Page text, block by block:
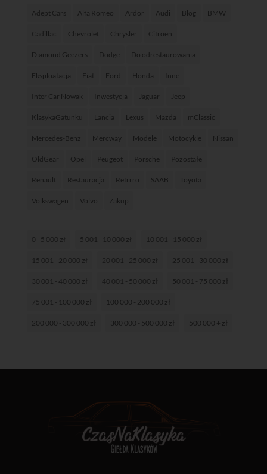
Adept Cars Alfa Romeo Ardor Audi Blog BMW
Cadillac Chevrolet Chrysler Citroen
Diamond Geezers Dodge Do odrestaurowania
Eksploatacja Fiat Ford Honda Inne
Inter Car Nowak Inwestycja Jaguar Jeep
KlasykaGatunku Lancia Lexus Mazda mClassic
Mercedes-Benz Mercway Modele Motocykle Nissan
OldGear Opel Peugeot Porsche Pozostałe
Renault Restauracja Retrrro SAAB Toyota
Volkswagen Volvo Zakup
0 - 5 000 zł 5 001 - 10 000 zł 10 001 - 15 000 zł
15 001 - 20 000 zł 20 001 - 25 000 zł 25 001 - 30 000 zł
30 001 - 40 000 zł 40 001 - 50 000 zł 50 001 - 75 000 zł
75 001 - 100 000 zł 100 000 - 200 000 zł
200 000 - 300 000 zł 300 000 - 500 000 zł 500 000 + zł